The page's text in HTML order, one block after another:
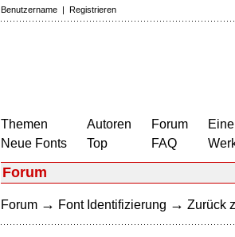
Benutzername | Registrieren
Themen
Neue Fonts
Autoren
Top
Forum
FAQ
Forum
Forum → Font Identifizierung → Zurück